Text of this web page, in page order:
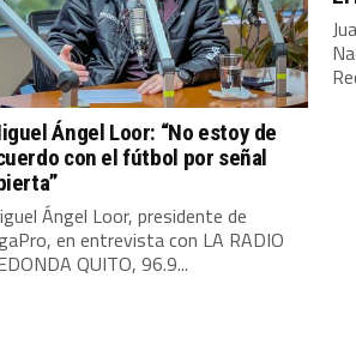
Ángel Loor: “No estoy de
con el fútbol por señal
Ángel Loor, presidente de
en entrevista con LA RADIO
QUITO, 96.9...